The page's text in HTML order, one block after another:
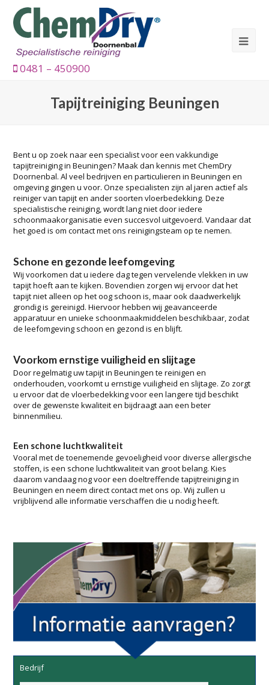
0481 – 450900
Tapijtreiniging Beuningen
Bent u op zoek naar een specialist voor een vakkundige
tapijtreiniging in Beuningen? Maak dan kennis met ChemDry
Doornenbal. Al veel bedrijven en particulieren in Beuningen en
omgeving gingen u voor. Onze specialisten zijn al jaren actief als
reiniger van tapijt en ander soorten vloerbedekking. Deze
specialistische reiniging, wordt lang niet door iedere
schoonmaakorganisatie even succesvol uitgevoerd. Vandaar dat
het goed is om contact met ons reinigingsteam op te nemen.
Schone en gezonde leefomgeving
Wij voorkomen dat u iedere dag tegen vervelende vlekken in uw
tapijt hoeft aan te kijken. Bovendien zorgen wij ervoor dat het
tapijt niet alleen op het oog schoon is, maar ook daadwerkelijk
grondig is gereinigd. Hiervoor hebben wij geavanceerde
apparatuur en unieke schoonmaakmiddelen beschikbaar, zodat
de leefomgeving schoon en gezond is en blijft.
Voorkom ernstige vuiligheid en slijtage
Door regelmatig uw tapijt in Beuningen te reinigen en
onderhouden, voorkomt u ernstige vuiligheid en slijtage. Zo zorgt
u ervoor dat de vloerbedekking voor een langere tijd beschikt
over de gewenste kwaliteit en bijdraagt aan een beter
binnenmilieu.
Een schone luchtkwaliteit
Vooral met de toenemende gevoeligheid voor diverse allergische
stoffen, is een schone luchtkwaliteit van groot belang. Kies
daarom vandaag nog voor een doeltreffende tapijtreiniging in
Beuningen en neem direct contact met ons op. Wij zullen u
vrijblijvend alle informatie verschaffen die u nodig heeft.
Bedrijf